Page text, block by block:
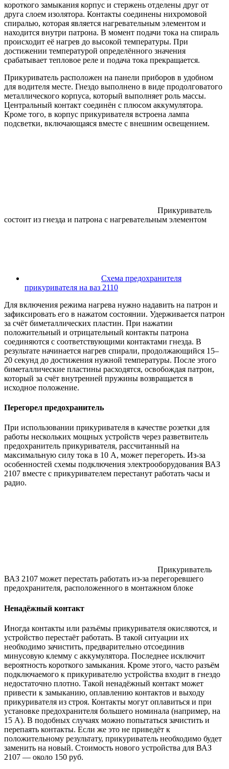
короткого замыкания корпус и стержень отделены друг от
друга слоем изолятора. Контакты соединены нихромовой
спиралью, которая является нагревательным элементом и
находится внутри патрона. В момент подачи тока на спираль
происходит её нагрев до высокой температуры. При
достижении температурой определённого значения
срабатывает тепловое реле и подача тока прекращается.
Прикуриватель расположен на панели приборов в удобном
для водителя месте. Гнездо выполнено в виде продолговатого
металлического корпуса, который выполняет роль массы.
Центральный контакт соединён с плюсом аккумулятора.
Кроме того, в корпус прикуривателя встроена лампа
подсветки, включающаяся вместе с внешним освещением.
Прикуриватель
состоит из гнезда и патрона с нагревательным элементом
Схема предохранителя
прикуривателя на ваз 2110
Для включения режима нагрева нужно надавить на патрон и
зафиксировать его в нажатом состоянии. Удерживается патрон
за счёт биметаллических пластин. При нажатии
положительный и отрицательный контакты патрона
соединяются с соответствующими контактами гнезда. В
результате начинается нагрев спирали, продолжающийся 15–
20 секунд до достижения нужной температуры. После этого
биметаллические пластины расходятся, освобождая патрон,
который за счёт внутренней пружины возвращается в
исходное положение.
Перегорел предохранитель
При использовании прикуривателя в качестве розетки для
работы нескольких мощных устройств через разветвитель
предохранитель прикуривателя, рассчитанный на
максимальную силу тока в 10 А, может перегореть. Из-за
особенностей схемы подключения электрооборудования ВАЗ
2107 вместе с прикуривателем перестанут работать часы и
радио.
Прикуриватель
ВАЗ 2107 может перестать работать из-за перегоревшего
предохранителя, расположенного в монтажном блоке
Ненадёжный контакт
Иногда контакты или разъёмы прикуривателя окисляются, и
устройство перестаёт работать. В такой ситуации их
необходимо зачистить, предварительно отсоединив
минусовую клемму с аккумулятора. Последнее исключит
вероятность короткого замыкания. Кроме этого, часто разъём
подключаемого к прикуривателю устройства входит в гнездо
недостаточно плотно. Такой ненадёжный контакт может
привести к замыканию, оплавлению контактов и выходу
прикуривателя из строя. Контакты могут оплавиться и при
установке предохранителя большего номинала (например, на
15 А). В подобных случаях можно попытаться зачистить и
перепаять контакты. Если же это не приведёт к
положительному результату, прикуриватель необходимо будет
заменить на новый. Стоимость нового устройства для ВАЗ
2107 — около 150 руб.